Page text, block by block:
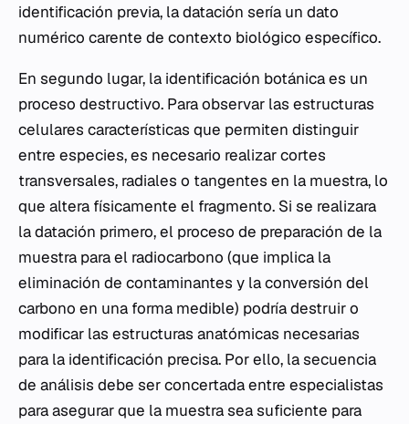
identificación previa, la datación sería un dato
numérico carente de contexto biológico específico.
En segundo lugar, la identificación botánica es un
proceso destructivo. Para observar las estructuras
celulares características que permiten distinguir
entre especies, es necesario realizar cortes
transversales, radiales o tangentes en la muestra, lo
que altera físicamente el fragmento. Si se realizara
la datación primero, el proceso de preparación de la
muestra para el radiocarbono (que implica la
eliminación de contaminantes y la conversión del
carbono en una forma medible) podría destruir o
modificar las estructuras anatómicas necesarias
para la identificación precisa. Por ello, la secuencia
de análisis debe ser concertada entre especialistas
para asegurar que la muestra sea suficiente para